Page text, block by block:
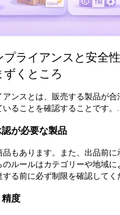
プライアンスと安全
ずくところ
アンスとは、販売する製品が合
ることを確認することです。.
が必要な製品
品もあります。また、出品前
のルールはカテゴリーや地域に
る前に必ず制限を確認してく
度